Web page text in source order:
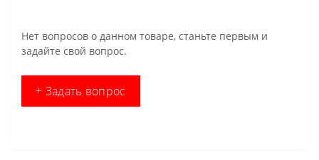
Нет вопросов о данном товаре, станьте первым и
задайте свой вопрос.
+ Задать вопрос